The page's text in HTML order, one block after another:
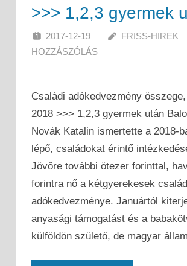
>>> 1,2,3 gyermek
2017-12-19 FRISS-HIREK
HOZZÁSZÓLÁS
Családi adókedvezmény
2018 >>> 1,2,3 gyermek után
Novák Katalin ismertette a 2018-
lépő, családokat érintő
Jövőre további ötezer forinttal,
forintra nő a kétgyerekesek
adókedvezménye. Januártól
anyasági támogatást és a
külföldön születő, de magyar